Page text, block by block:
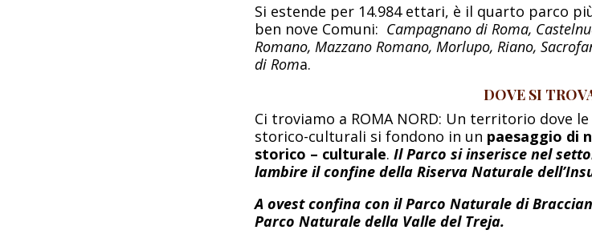
Si estende per 14.984 ettari, è il quarto parco
ben nove Comuni: Campagnano di Roma,
Romano, Mazzano Romano, Morlupo, Riano,
di Roma.
DOVE SI
Ci troviamo a ROMA NORD: Un territorio dove
storico-culturali si fondono in un paesaggio di
storico – culturale.Il Parco si inserisce nel
lambire il confine della Riserva Naturale
A ovest confina con il Parco Naturale di
Parco Naturale della Valle del Treja.